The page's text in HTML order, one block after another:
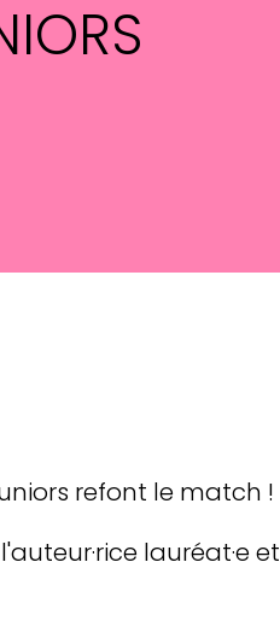
refont le match !
lauréat·e